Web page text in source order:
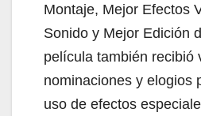
Montaje, Mejor Efectos
Sonido y Mejor Edición
película también recibió
nominaciones y elogios
uso de efectos